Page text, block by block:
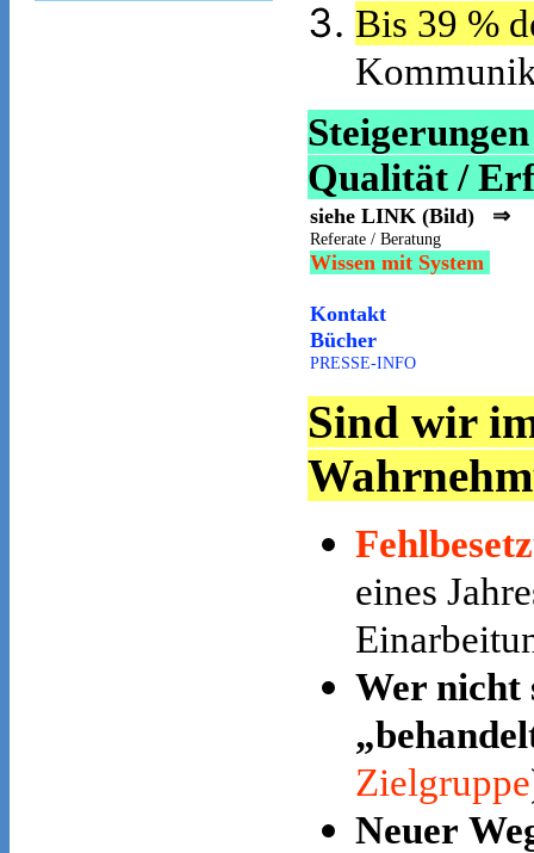
Bis 39 %
Qualität /
siehe LINK (Bild) ⇒
Referate / Beratung
Wissen mit System
Kontakt
Bücher
PRESSE-INFO
Sind wir
eines
Wer nicht
Zielgruppe
Neuer